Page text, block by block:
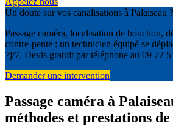
Un doute sur vos canalisations à Palaiseau
Passage caméra, localisation de bouchon,
contre-pente : un technicien équipé se
7j/7. Devis gratuit par téléphone au 09 72
Demander une intervention
Passage caméra à
méthodes et prestations